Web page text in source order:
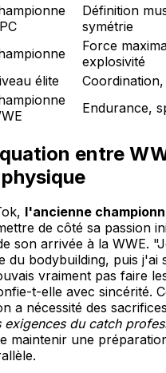
Définition
symétrie
Force
explosivité
élite
Endurance,
entre
l'ancienne
de côté sa passion
son arrivée à la WWE.
du bodybuilding, puis j'ai
vraiment pas faire
t-elle avec sincérité.
a nécessité des sacrifices
exigences du catch
maintenir une